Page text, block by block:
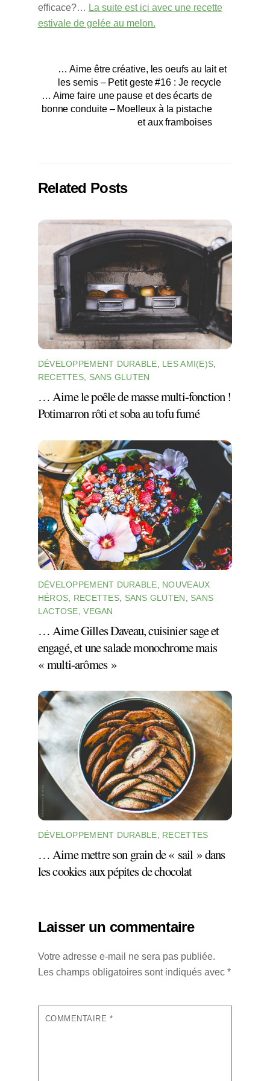
efficace?… La suite est ici avec une recette
estivale de gelée au melon.
… Aime être créative, les oeufs au lait et
les semis – Petit geste #16 : Je recycle
… Aime faire une pause et des écarts de
bonne conduite – Moelleux à la pistache
et aux framboises
Related Posts
DÉVELOPPEMENT DURABLE, LES AMI(E)S,
RECETTES, SANS GLUTEN
… Aime le poêle de masse multi-fonction !
Potimarron rôti et soba au tofu fumé
DÉVELOPPEMENT DURABLE
NOUVEAUX
HÉROS
RECETTES, SANS GLUTEN
SANS
LACTOSE ,VEGAN
… Aime Gilles Daveau, cuisinier sage et
engagé, et une salade monochrome mais
« multi-arômes »
DÉVELOPPEMENT DURABLE RECETTES
… Aime mettre son grain de « sail » dans
les cookies aux pépites de chocolat
Laisser un commentaire
Votre adresse e-mail ne sera pas publiée.
Les champs obligatoires sont indiqués avec *
COMMENTAIRE *